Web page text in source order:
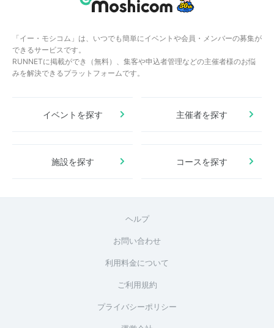
「イー・モシコム」は、いつでも簡単にイベントや会員・メンバーの募集が
できるサービスです。
RUNNETに掲載ができ（無料）、集客や申込者管理などの主催者様のお悩
みを解決できるプラットフォームです。
イベントを探す 主催者を探す
施設を探す コースを探す
ヘルプ
お問い合わせ
利用料金について
ご利用規約
プライバシーポリシー